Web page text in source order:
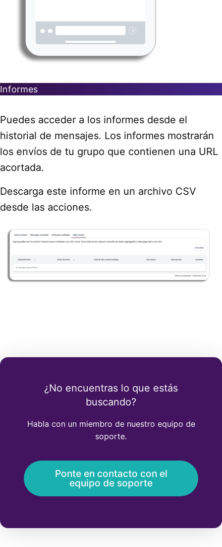
Informes
Puedes acceder a los informes desde el
historial de mensajes. Los informes mostrarán
los envíos de tu grupo que contienen una URL
acortada.
Descarga este informe en un archivo CSV
desde las acciones.
¿No encuentras lo que estás
buscando?
Habla con un miembro de nuestro equipo de
soporte.
Ponte en contacto con el
equipo de soporte